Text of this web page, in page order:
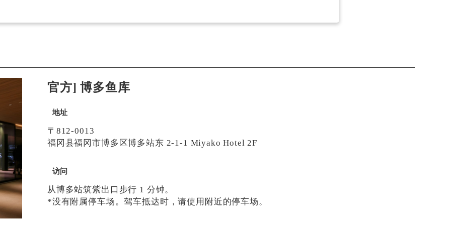
官方] 博多鱼库
地址
〒812-0013
福冈县福冈市博多区博多站东 2-1-1 Miyako Hotel 2F
访问
从博多站筑紫出口步行 1 分钟。
*没有附属停车场。驾车抵达时，请使用附近的停车场。